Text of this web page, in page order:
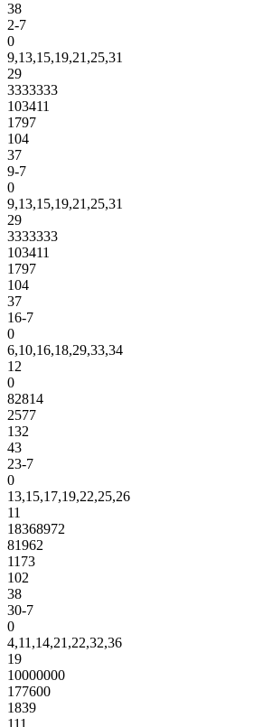
38
2-7
0
9,13,15,19,21,25,31
29
3333333
103411
1797
104
37
9-7
0
9,13,15,19,21,25,31
29
3333333
103411
1797
104
37
16-7
0
6,10,16,18,29,33,34
12
0
82814
2577
132
43
23-7
0
13,15,17,19,22,25,26
11
18368972
81962
1173
102
38
30-7
0
4,11,14,21,22,32,36
19
10000000
177600
1839
111